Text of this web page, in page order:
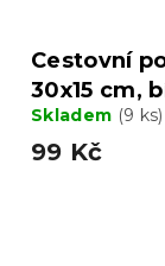
Cestovní
30x15 cm,
Skladem (9 ks)
99 Kč